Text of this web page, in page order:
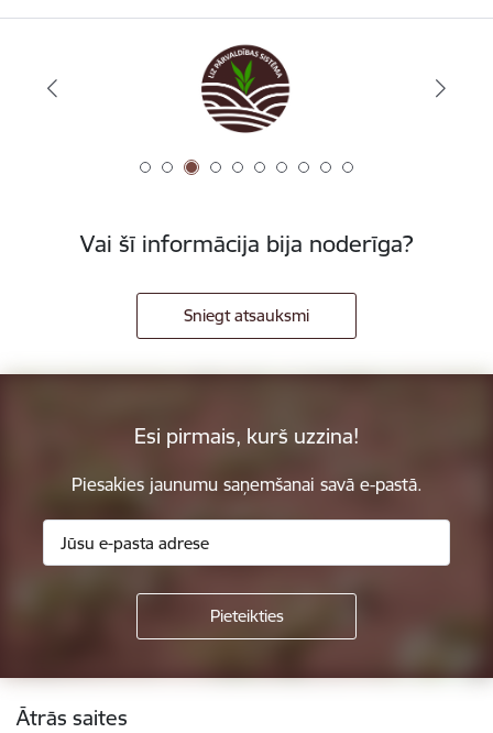
Vai šī informācija bija noderīga?
Sniegt atsauksmi
Esi pirmais, kurš uzzina!
Piesakies jaunumu saņemšanai savā e-pastā.
Kājene
Ātrās saites